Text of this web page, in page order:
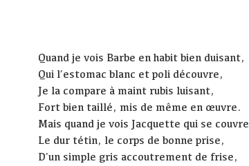
Quand je vois Barbe en habit bien duisant,
Qui l’estomac blanc et poli découvre,
Je la compare à maint rubis luisant,
Fort bien taillé, mis de même en œuvre.
Mais quand je vois Jacquette qui se couvre
Le dur tétin, le corps de bonne prise,
D’un simple gris accoutrement de frise,